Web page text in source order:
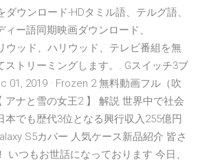
ダウンロード-HDタミル語、テルグ語、
ー語同期映画ダウンロード、
ウッド、ハリウッド、テレビ番組を無
ストリーミングします。. Gスイッチ3ブ
01, 2019 · Frozen 2 無料動画フル（吹
アナと雪の女王2 】 解説 世界中で社会
本でも歴代3位となる興行収入255億円
S5カバー 人気ケース新品紹介 皆さ
いつもお世話になっております 今日、